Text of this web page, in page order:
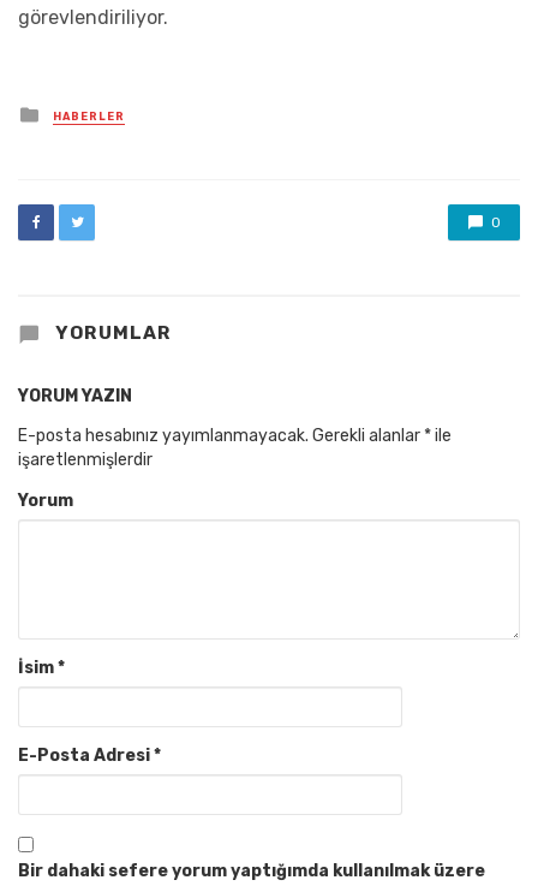
görevlendiriliyor.
Posted
in
HABERLER
0
YORUMLAR
YORUM YAZIN
E-posta hesabınız yayımlanmayacak. Gerekli alanlar *ile
işaretlenmişlerdir
Yorum
İsim*
E-Posta Adresi*
Bir dahaki sefere yorum yaptığımda kullanılmak üzere